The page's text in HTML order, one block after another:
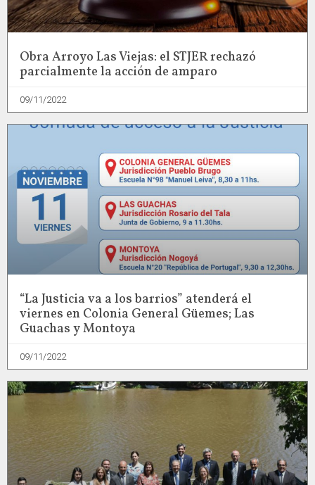
Obra Arroyo Las Viejas: el STJER rechazó
parcialmente la acción de amparo
09/11/2022
“La Justicia va a los barrios” atenderá el
viernes en Colonia General Güemes; Las
Guachas y Montoya
09/11/2022